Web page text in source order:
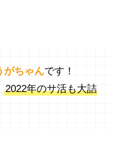
がちゃんです！
2022年のサ活も大詰